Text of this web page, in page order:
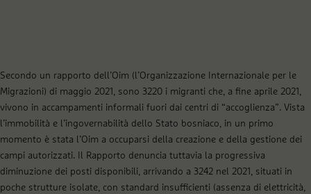
Secondo un rapporto dell’Oim (l’Organizzazione Internazionale per le
Migrazioni) di maggio 2021, sono 3220 i migranti che, a fine aprile 2021,
vivono in accampamenti informali fuori dai centri di “accoglienza”. Vista
l’immobilità e l’ingovernabilità dello Stato bosniaco, in un primo
momento è stata l’Oim a occuparsi della creazione e della gestione dei
campi autorizzati. Il Rapporto denuncia tuttavia la progressiva
diminuzione dei posti disponibili, arrivando a 3242 nel 2021, situati in
poche strutture isolate, con standard insufficienti (assenza di elettricità,